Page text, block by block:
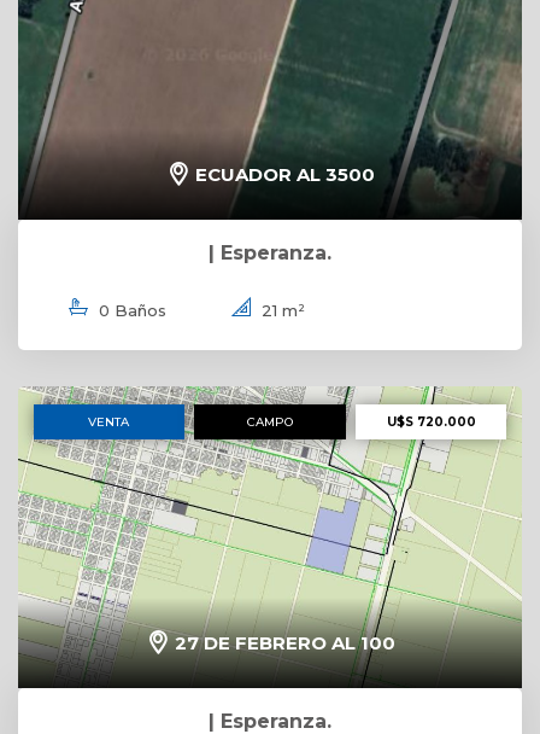
ECUADOR AL 3500
| Esperanza.
0 Baños 21 m²
VENTA CAMPO U$S 720.000
27 DE FEBRERO AL 100
| Esperanza.